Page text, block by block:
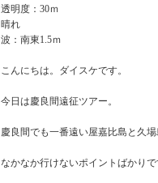
透明度：30ｍ
晴れ
波：南東1.5ｍ
こんにちは。ダイスケです。
今日は慶良間遠征ツアー。
慶良間でも一番遠い屋嘉比島と久
なかなか行けないポイントばかり